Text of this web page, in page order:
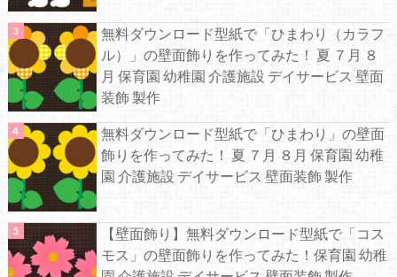
無料ダウンロード型紙で「ひまわり（カラフ
ル）」の壁面飾りを作ってみた！ 夏 ７月 ８
月 保育園 幼稚園 介護施設 デイサービス 壁面
装飾 製作
無料ダウンロード型紙で「ひまわり」の壁面
飾りを作ってみた！ 夏 ７月 ８月 保育園 幼稚
園 介護施設 デイサービス 壁面装飾 製作
【壁面飾り】無料ダウンロード型紙で「コス
モス」の壁面飾りを作ってみた！保育園 幼稚